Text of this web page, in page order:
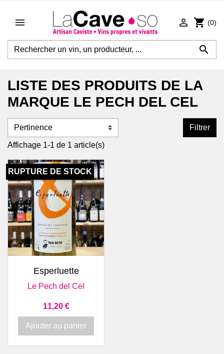


 shopping_cart (0)
LISTE DES PRODUITS DE LA
MARQUE LE PECH DEL CEL
Filtrer
Affichage 1-1 de 1 article(s)
Esperluette
Le Pech del Cel
Prix
11,20 €
Ajouter au panier
RUPTURE DE STOCK